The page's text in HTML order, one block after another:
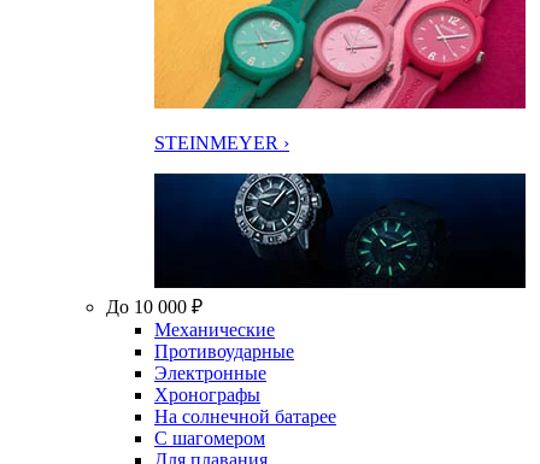
STEINMEYER ›
До 10 000 ₽
Механические
Противоударные
Электронные
Хронографы
На солнечной батарее
С шагомером
Для плавания